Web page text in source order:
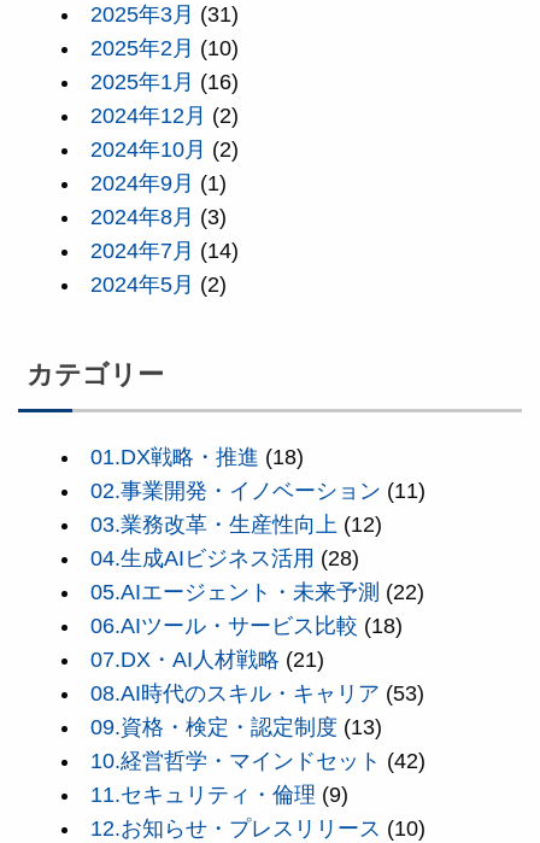
2025年3月 (31)
2025年2月 (10)
2025年1月 (16)
2024年12月 (2)
2024年10月 (2)
2024年9月 (1)
2024年8月 (3)
2024年7月 (14)
2024年5月 (2)
カテゴリー
01.DX戦略・推進 (18)
02.事業開発・イノベーション (11)
03.業務改革・生産性向上 (12)
04.生成AIビジネス活用 (28)
05.AIエージェント・未来予測 (22)
06.AIツール・サービス比較 (18)
07.DX・AI人材戦略 (21)
08.AI時代のスキル・キャリア (53)
09.資格・検定・認定制度 (13)
10.経営哲学・マインドセット (42)
11.セキュリティ・倫理 (9)
12.お知らせ・プレスリリース (10)